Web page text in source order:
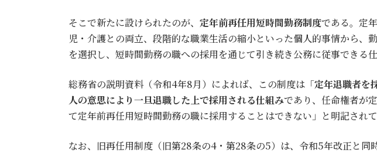
そこで新たに設けられたのが、 定年前再任用短時間勤務制度である。定
児・介護との両立、段階的な職業生活の縮小といった個人的事情から
を選択し、短時間勤務の職への採用を通じて引き続き公務に従事できる
総務省の説明資料（令和4年8月）によれば、この制度は「定年退職者を
人の意思により一旦退職した上で採用される仕組みであり、任命権者が
て定年前再任用短時間勤務の職に採用することはできない」と明記され
なお、旧再任用制度（旧第28条の4・第28条の5）は、令和5年改正と